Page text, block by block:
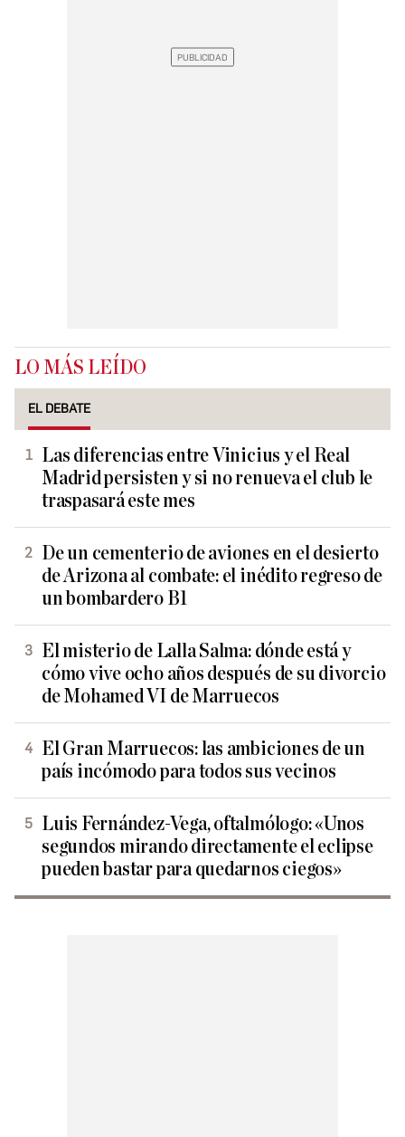
LO MÁS LEÍDO
EL DEBATE
Las diferencias entre Vinicius y el Real
Madrid persisten y si no renueva el club le
traspasará este mes
De un cementerio de aviones en el desierto
de Arizona al combate: el inédito regreso de
un bombardero B1
El misterio de Lalla Salma: dónde está y
cómo vive ocho años después de su divorcio
de Mohamed VI de Marruecos
El Gran Marruecos: las ambiciones de un
país incómodo para todos sus vecinos
Luis Fernández-Vega, oftalmólogo: «Unos
segundos mirando directamente el eclipse
pueden bastar para quedarnos ciegos»